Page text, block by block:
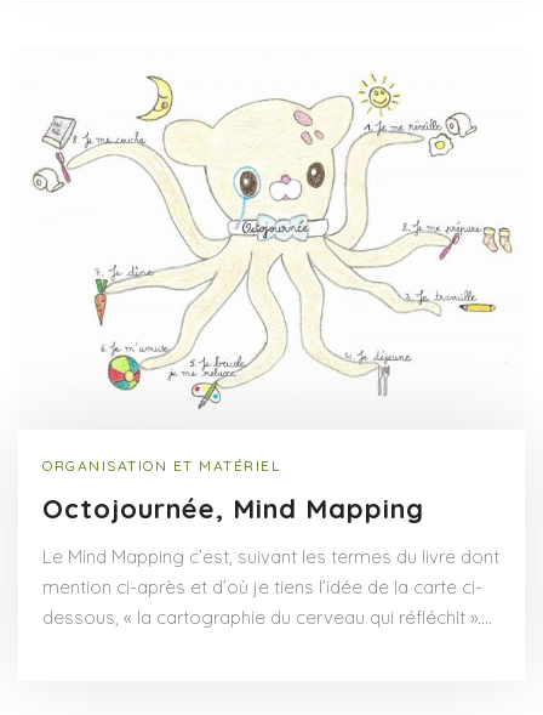
ORGANISATION ET MATÉRIEL
Octojournée, Mind Mapping
Le Mind Mapping c’est, suivant les termes du livre dont
mention ci-après et d’où je tiens l’idée de la carte ci-
dessous, « la cartographie du cerveau qui réfléchit ».…